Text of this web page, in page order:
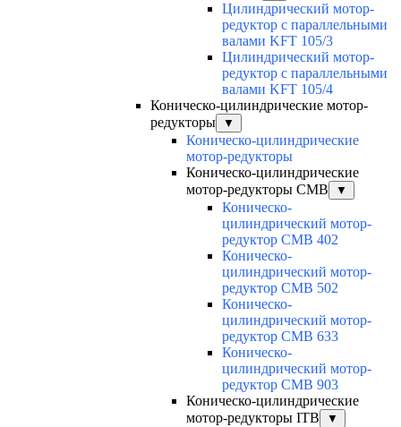
Цилиндрический мотор-
редуктор с параллельными
валами KFT 105/3
Цилиндрический мотор-
редуктор с параллельными
валами KFT 105/4
Коническо-цилиндрические мотор-
редукторы
▼
Коническо-цилиндрические
мотор-редукторы
Коническо-цилиндрические
мотор-редукторы CMB
▼
Коническо-
цилиндрический мотор-
редуктор CMB 402
Коническо-
цилиндрический мотор-
редуктор CMB 502
Коническо-
цилиндрический мотор-
редуктор CMB 633
Коническо-
цилиндрический мотор-
редуктор CMB 903
Коническо-цилиндрические
мотор-редукторы ITB
▼